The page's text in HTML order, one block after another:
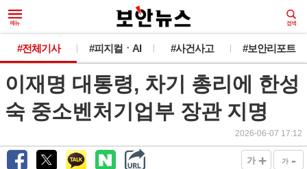
#전체기사 #피지컬ㆍAI #사건사고 #보안리포트
이재명 대통령, 차기 총리에 한성
숙 중소벤처기업부 장관 지명
2026-06-07 17:12
가 + 가 -